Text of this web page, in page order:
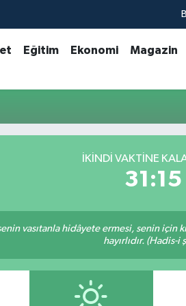
Eğitim Ekonomi Magazin
İKINDI VAKTINE
31:15
vasıtanla hidâyete ermesi, senin için
hayırlıdır. (Hadis-i